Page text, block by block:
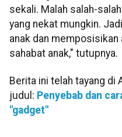
sekali. Malah salah-
yang nekat mungkin.
anak dan memposisikan
sahabat anak," tutupnya.
Berita ini telah tayang di
judul: Penyebab dan
"gadget"